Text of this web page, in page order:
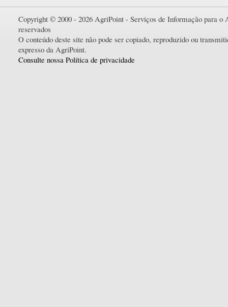
Copyright © 2000 - 2026 AgriPoint - Serviços de Informação para o
reservados
O conteúdo deste site não pode ser copiado, reproduzido ou
expresso da AgriPoint.
Consulte nossa Política de privacidade